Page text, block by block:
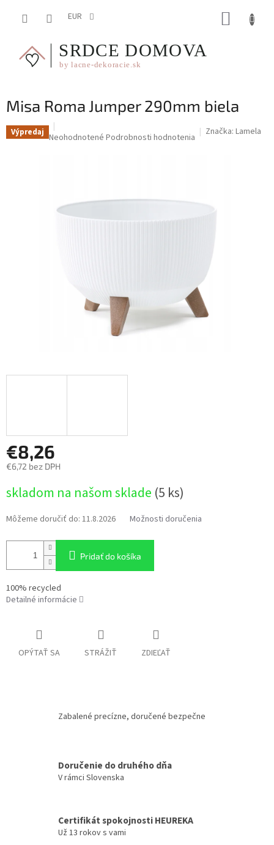
EUR
Misa Roma Jumper 290mm biela
Výpredaj Priemerné
hviezdičiek.
Neohodnotené Podrobnosti hodnotenia Značka: Lamela
€8,26
€6,72 bez DPH
cena:
skladom na našom sklade (5 ks)
Môžeme doručiť do: 11.8.2026 Možnosti doručenia
Pridať do košíka
100% recycled
Detailné informácie
OPÝTAŤ SA STRÁŽIŤ ZDIEĽAŤ
Zabalené precízne, doručené bezpečne
Doručenie do druhého dňa
V rámci Slovenska
Certifikát spokojnosti HEUREKA
Už 13 rokov s vami